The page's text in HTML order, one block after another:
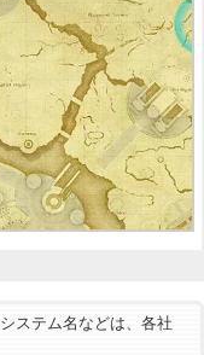
ステム名などは、各社